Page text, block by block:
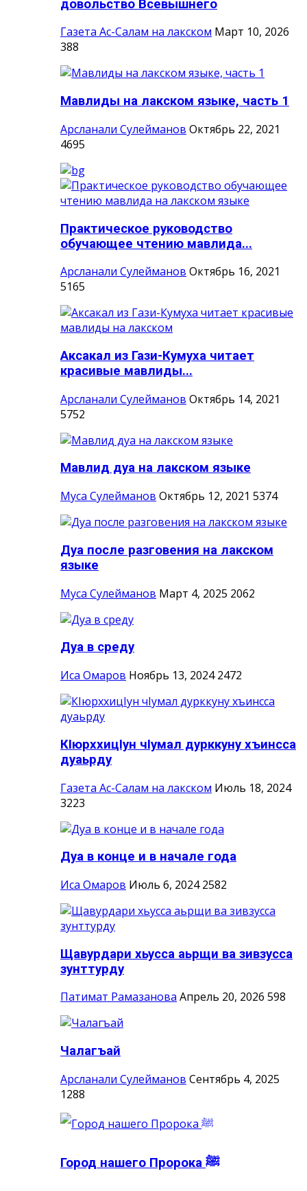
довольство Всевышнего
Газета Ас-Салам на лакском Март 10, 2026
388
Мавлиды на лакском языке, часть 1
Арсланали Сулейманов Октябрь 22, 2021
4695
Практическое руководство
обучающее чтению мавлида...
Арсланали Сулейманов Октябрь 16, 2021
5165
Аксакал из Гази-Кумуха читает
красивые мавлиды...
Арсланали Сулейманов Октябрь 14, 2021
5752
Мавлид дуа на лакском языке
Муса Сулейманов Октябрь 12, 2021 5374
Дуа после разговения на лакском
языке
Муса Сулейманов Март 4, 2025 2062
Дуа в среду
Иса Омаров Ноябрь 13, 2024 2472
КIюрххицIун чIумал дурккуну хъинсса
дуаьрду
Газета Ас-Салам на лакском Июль 18, 2024
3223
Дуа в конце и в начале года
Иса Омаров Июль 6, 2024 2582
Щавурдари хьусса аьрщи ва зивзусса
зунттурду
Патимат Рамазанова Апрель 20, 2026 598
Чалагъай
Арсланали Сулейманов Сентябрь 4, 2025
1288
Город нашего Пророка ‎ﷺ